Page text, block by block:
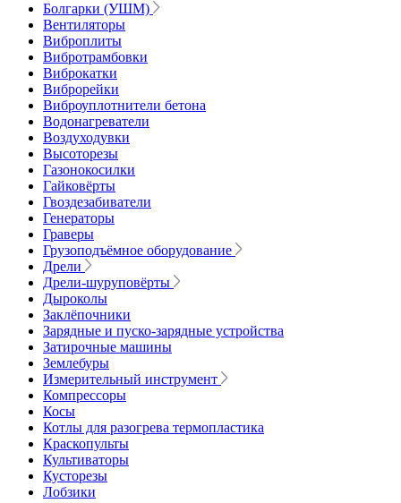
Болгарки (УШМ)
Вентиляторы
Виброплиты
Вибротрамбовки
Виброкатки
Виброрейки
Виброуплотнители бетона
Водонагреватели
Воздуходувки
Высоторезы
Газонокосилки
Гайковёрты
Гвоздезабиватели
Генераторы
Граверы
Грузоподъёмное оборудование
Дрели
Дрели-шуруповёрты
Дыроколы
Заклёпочники
Зарядные и пуско-зарядные устройства
Затирочные машины
Землебуры
Измерительный инструмент
Компрессоры
Косы
Котлы для разогрева термопластика
Краскопульты
Культиваторы
Кусторезы
Лобзики